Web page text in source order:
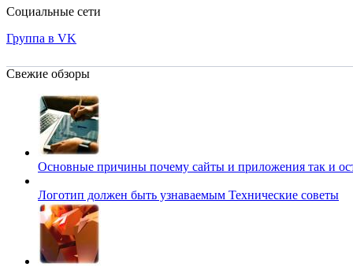
Социальные сети
Группа в VK
Свежие обзоры
Основные причины почему сайты и приложения так и
Логотип должен быть узнаваемым Технические советы